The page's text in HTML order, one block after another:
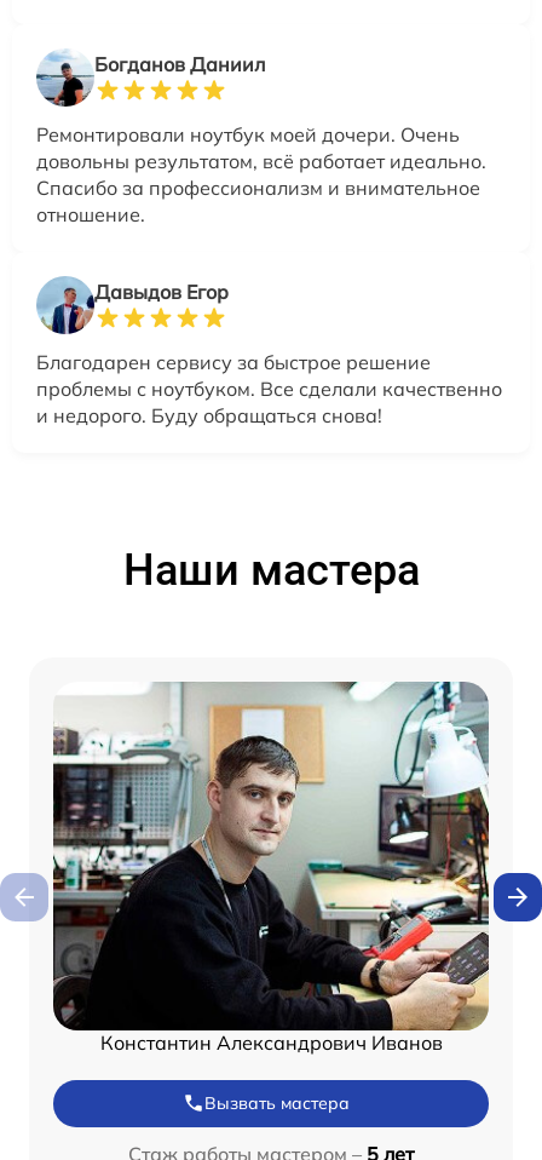
Богданов Даниил
Ремонтировали ноутбук моей дочери. Очень
довольны результатом, всё работает идеально.
Спасибо за профессионализм и внимательное
отношение.
Давыдов Егор
Благодарен сервису за быстрое решение
проблемы с ноутбуком. Все сделали качественно
и недорого. Буду обращаться снова!
Наши мастера
Константин Александрович Иванов
Вызвать мастера
Стаж работы мастером – 5 лет